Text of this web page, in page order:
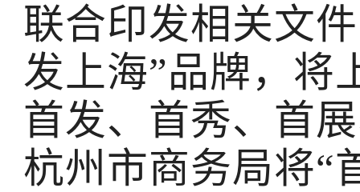
联合印发相关文
发上海”品牌，将
首发、首秀、首
杭州市商务局将“